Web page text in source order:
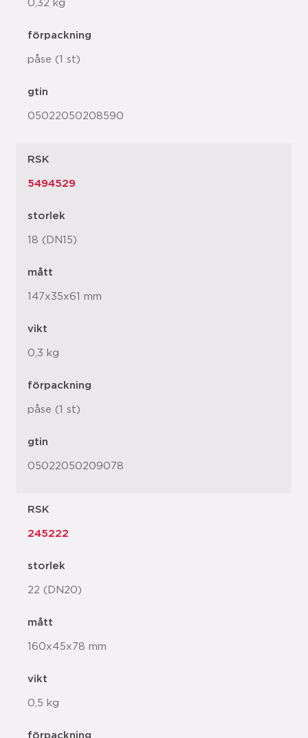
0,32 kg
förpackning
påse (1 st)
gtin
05022050208590
RSK
5494529
storlek
18 (DN15)
mått
147x35x61 mm
vikt
0,3 kg
förpackning
påse (1 st)
gtin
05022050209078
RSK
245222
storlek
22 (DN20)
mått
160x45x78 mm
vikt
0,5 kg
förpackning